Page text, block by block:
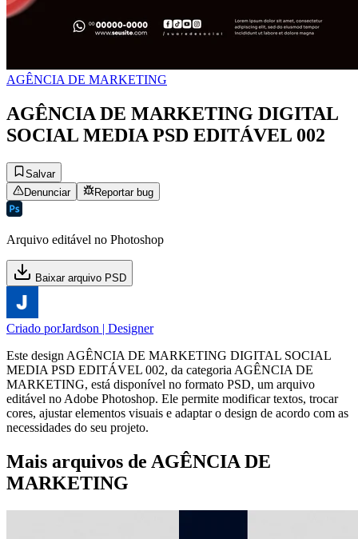
AGÊNCIA DE MARKETING
AGÊNCIA DE MARKETING DIGITAL
SOCIAL MEDIA PSD EDITÁVEL 002
Salvar
Denunciar
Reportar bug
Arquivo editável no Photoshop
Baixar arquivo PSD
Criado porJardson | Designer
Este design AGÊNCIA DE MARKETING DIGITAL SOCIAL
MEDIA PSD EDITÁVEL 002, da categoria AGÊNCIA DE
MARKETING, está disponível no formato PSD, um arquivo
editável no Adobe Photoshop. Ele permite modificar textos, trocar
cores, ajustar elementos visuais e adaptar o design de acordo com as
necessidades do seu projeto.
Mais arquivos de AGÊNCIA DE
MARKETING